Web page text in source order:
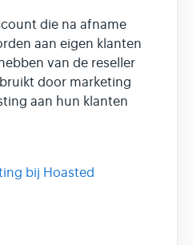
die na afname
aan eigen klanten
van de reseller
door marketing
aan hun klanten
bij Hoasted